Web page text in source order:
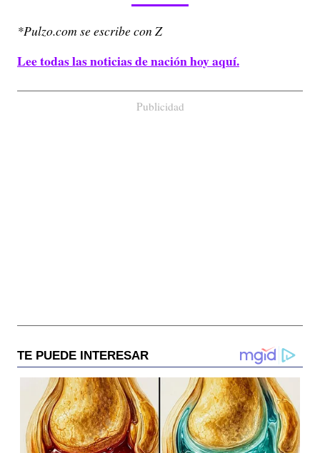
*Pulzo.com se escribe con Z
Lee todas las noticias de nación hoy aquí.
Publicidad